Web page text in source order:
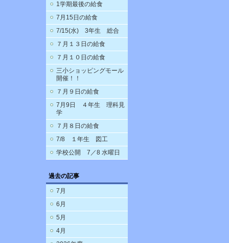
1学期最後の給食
7月15日の給食
7/15(水) 3年生 総合
７月１３日の給食
７月１０日の給食
三小ショッピングモール
開催！！
７月９日の給食
7月9日 ４年生 理科見
学
７月８日の給食
7/8 １年生 図工
学校公開 7／8 水曜日
過去の記事
7月
6月
5月
4月